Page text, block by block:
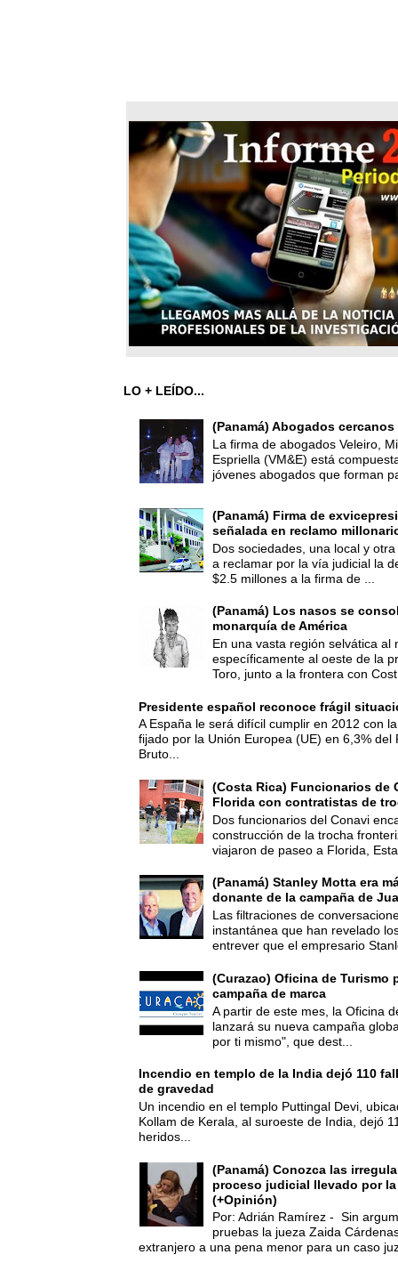
LO + LEÍDO...
(Panamá) Abogados
La firma de abogados Veleiro,
Espriella (VM&E) está
jóvenes abogados que forman
(Panamá) Firma de
señalada en reclamo
Dos sociedades, una local y
a reclamar por la vía judicial la
$2.5 millones a la firma de ...
(Panamá) Los nasos se
monarquía de América
En una vasta región selvática al
específicamente al oeste de la
Toro, junto a la frontera con
Presidente español reconoce frágil
A España le será difícil cumplir en 2012 con
fijado por la Unión Europea (UE) en 6,3% del
Bruto...
(Costa Rica) Funcionarios de
Florida con contratistas de
Dos funcionarios del Conavi
construcción de la trocha
viajaron de paseo a Florida,
(Panamá) Stanley Motta era
donante de la campaña de
Las filtraciones de
instantánea que han revelado
entrever que el empresario
(Curazao) Oficina de Turismo
campaña de marca
A partir de este mes, la Oficina
lanzará su nueva campaña
por ti mismo", que dest...
Incendio en templo de la India dejó 110
de gravedad
Un incendio en el templo Puttingal Devi,
Kollam de Kerala, al suroeste de India, dejó
heridos...
(Panamá) Conozca las
proceso judicial llevado por
(+Opinión)
Por: Adrián Ramírez - Sin
pruebas la jueza Zaida
extranjero a una pena menor para un caso